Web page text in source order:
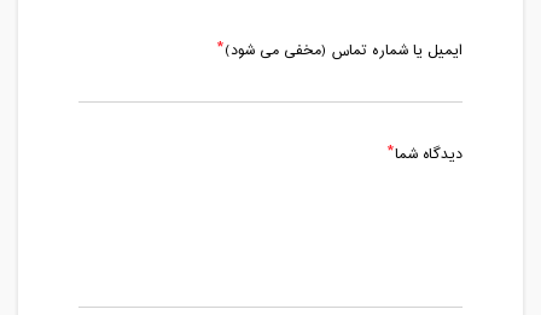
ایمیل یا شماره تماس (مخفی می شود)
دیدگاه شما